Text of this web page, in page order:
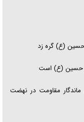
(ع) گره زد
حسین (ع) است
ماندگار مقاومت در نهضت